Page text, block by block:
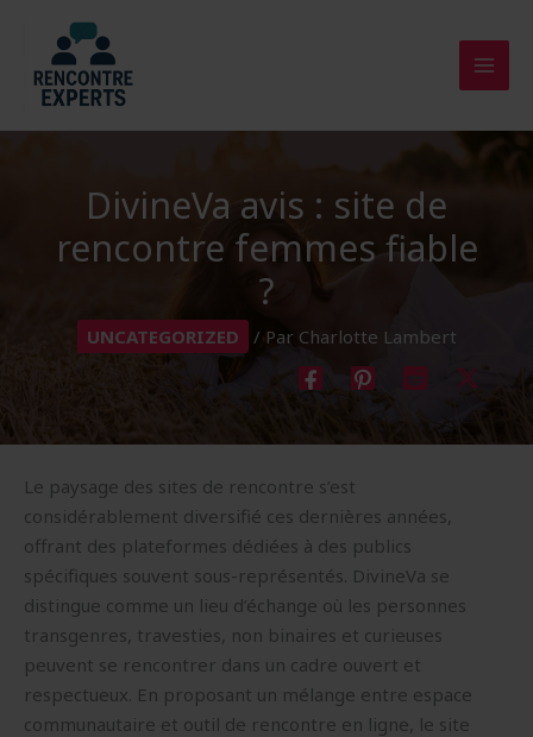
contenu
DivineVa avis : site de
rencontre femmes fiable
?
UNCATEGORIZED / Par Charlotte Lambert
Le paysage des sites de rencontre s’est
considérablement diversifié ces dernières années,
offrant des plateformes dédiées à des publics
spécifiques souvent sous-représentés. DivineVa se
distingue comme un lieu d’échange où les personnes
transgenres, travesties, non binaires et curieuses
peuvent se rencontrer dans un cadre ouvert et
respectueux. En proposant un mélange entre espace
communautaire et outil de rencontre en ligne, le site